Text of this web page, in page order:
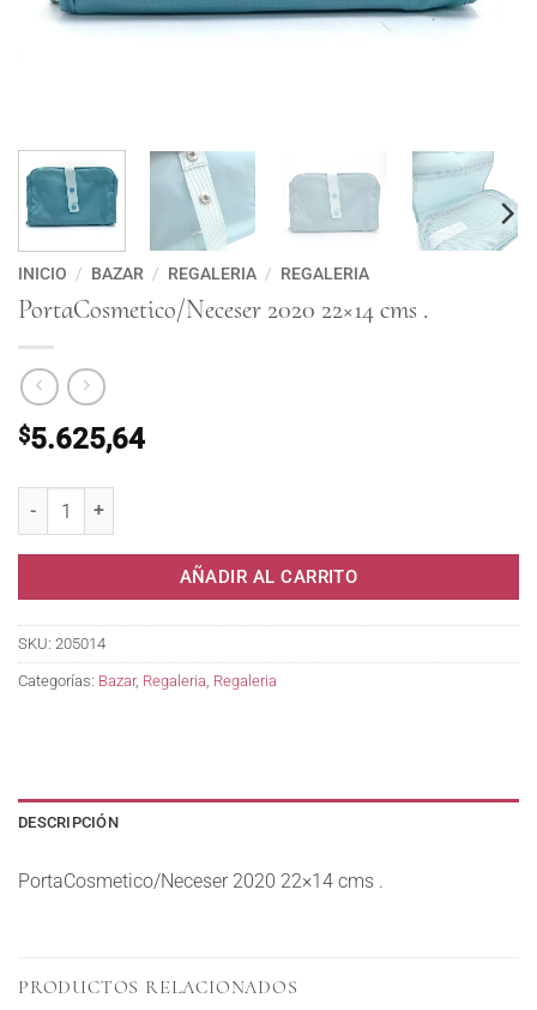
INICIO / BAZAR / REGALERIA / REGALERIA
PortaCosmetico/Neceser 2020 22×14 cms .
$5.625,64
AÑADIR AL CARRITO
SKU: 205014
Categorías: Bazar, Regaleria, Regaleria
DESCRIPCIÓN
PortaCosmetico/Neceser 2020 22×14 cms .
PRODUCTOS RELACIONADOS